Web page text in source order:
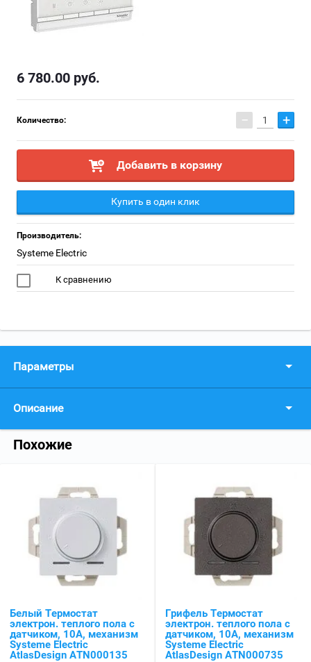
6 780.00 руб.
Количество: − +
Добавить в корзину
Купить в один клик
Производитель:
Systeme Electric
К сравнению
Параметры
Описание
Похожие
Белый Термостат
электрон. теплого пола с
датчиком, 10A, механизм
Systeme Electric
AtlasDesign ATN000135
Грифель Термостат
электрон. теплого пола с
датчиком, 10A, механизм
Systeme Electric
AtlasDesign ATN000735